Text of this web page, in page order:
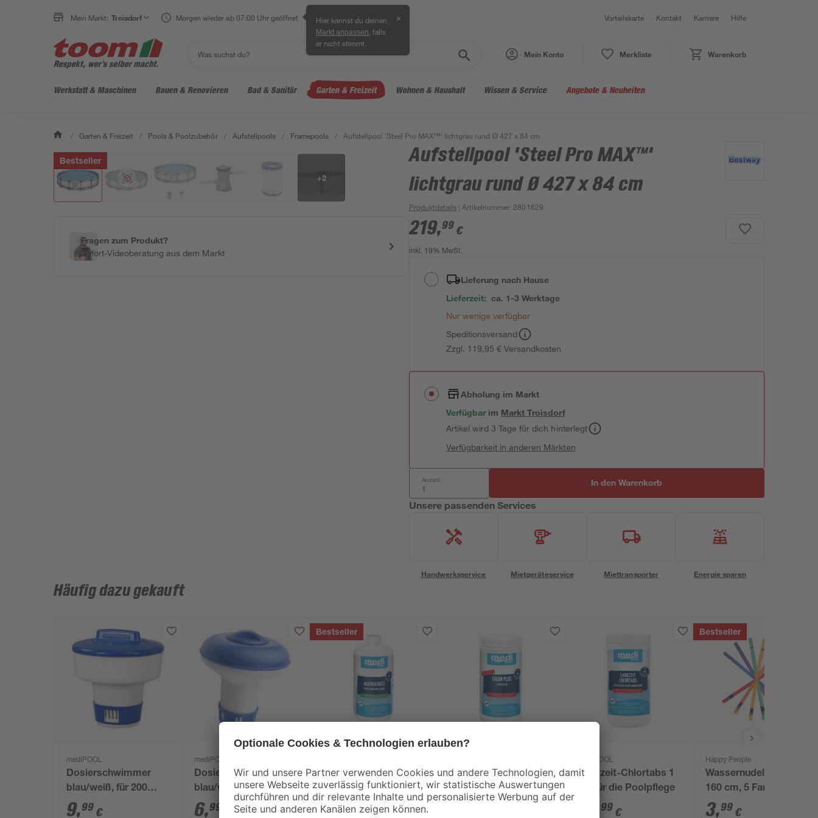
Mein Markt: Troisdorf Morgen wieder ab 07:00 Uhr geöffnet Hier kannst du deinen
Markt anpassen , falls
er nicht stimmt.
✕ Vorteilskarte Kontakt Karriere Hilfe
Mein Konto Merkliste Warenkorb
Werkstatt & Maschinen Bauen & Renovieren Bad & Sanitär Garten & Freizeit Wohnen & Haushalt Wissen & Service Angebote & Neuheiten
/ Garten & Freizeit / Pools & Poolzubehör / Aufstellpools / Framepools / Aufstellpool 'Steel Pro MAX™' lichtgrau rund Ø 427 x 84 cm
Bestseller
+2
Fragen zum Produkt?
Sofort-Videoberatung aus dem Markt
Aufstellpool 'Steel Pro MAX™'
lichtgrau rund Ø 427 x 84 cm
Produktdetails | Artikelnummer: 2801629
219,99 €
inkl. 19% MwSt.
Lieferung nach Hause
Lieferzeit: ca. 1-3 Werktage
Nur wenige verfügbar
Speditionsversand
Zzgl. 119,95 € Versandkosten
Abholung im Markt
Verfügbar im MarktTroisdorf
Artikel wird 3 Tage für dich hinterlegt
Verfügbarkeit in anderen Märkten
Anzahl: In den Warenkorb
Unsere passenden Services
Handwerksservice Mietgeräteservice Miettransporter Energie sparen
Häufig dazu gekauft
mediPOOL
Dosierschwimmer
blau/weiß, für 200
g/250 g Tabletten
9,99 €
mediPOOL
Dosierschwimmer
blau/weiß 12 x 12 cm,
für 20 g Tabs
6,99
Bestseller
Algenschutz 1 Liter
9,99€
Langzeit-Mini-
Chlortabs zur
Poolpflege 1 kg, 50
mediPOOL
Langzeit-Chlortabs 1
kg, für die Poolpflege
99 €
Bestseller
Happy People
Wassernudel Ø 7 x
160 cm, 5 Farben
sortiert
3,99 €